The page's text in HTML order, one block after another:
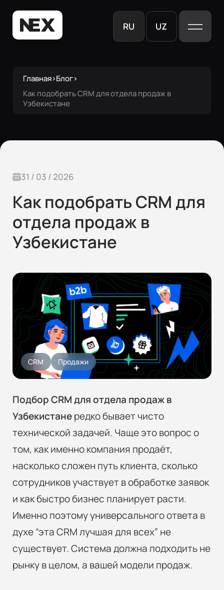
RU UZ
Главная›Блог›
Как подобрать CRM для отдела продаж в
Узбекистане
31 / 03 / 2026
Как подобрать CRM для
отдела продаж в
Узбекистане
CRM Продажи
Подбор CRM для отдела продаж в
Узбекистанередко бывает чисто
технической задачей. Чаще это вопрос о
том, как именно компания продаёт,
насколько сложен путь клиента, сколько
сотрудников участвует в обработке заявок
и как быстро бизнес планирует расти.
Именно поэтому универсального ответа в
духе “эта CRM лучшая для всех” не
существует. Система должна подходить не
рынку в целом, а вашей модели продаж.